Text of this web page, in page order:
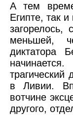
А тем
Египте, так
меньшей,
диктатора
трагический
в Ливии.
вотчине
другого,